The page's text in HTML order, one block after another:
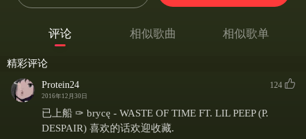
我的枪在我的床头
每当我们躲避外面的联邦调查局的时候
Can't nobody waste time like me (Waste time like me...)
没人像我一样浪费着宝贵的时间
Where did my mind go?
我已陷入七情六欲之外
评论 相似歌曲 相似歌单
精彩评论
Protein24
2016年12月30日
124
已上船 ✑ brycę - WASTE OF TIME FT. LIL PEEP (P.
DESPAIR) 喜欢的话欢迎收藏.